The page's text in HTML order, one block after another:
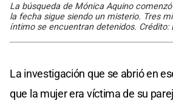
La búsqueda de Mónica Aquino
la fecha sigue siendo un misterio. Tres
íntimo se encuentran detenidos. Crédito:
La investigación que se abrió en
que la mujer era víctima de su